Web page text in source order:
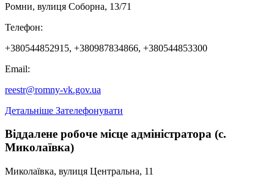
Ромни, вулиця Соборна, 13/71
Телефон:
+380544852915, +380987834866, +380544853300
Email:
reestr@romny-vk.gov.ua
Детальніше Зателефонувати
Віддалене робоче місце адміністратора (с.
Миколаївка)
Миколаївка, вулиця Центральна, 11